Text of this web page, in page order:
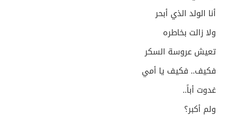
أنا الولد الذي أبحر
ولا زالت بخاطره
تعيش عروسة السكر
فكيف.. فكيف يا أمي
غدوت أباً..
ولم أكبر؟